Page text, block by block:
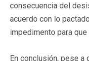
consecuencia del
acuerdo con lo
impedimento para
En conclusión, pese a